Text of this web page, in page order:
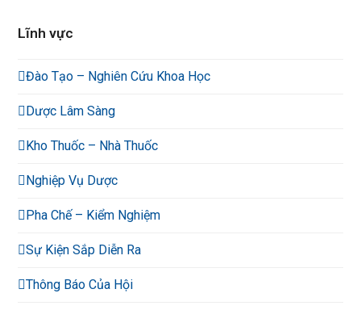
Lĩnh vực
Đào Tạo – Nghiên Cứu Khoa Học
Dược Lâm Sàng
Kho Thuốc – Nhà Thuốc
Nghiệp Vụ Dược
Pha Chế – Kiểm Nghiệm
Sự Kiện Sắp Diễn Ra
Thông Báo Của Hội